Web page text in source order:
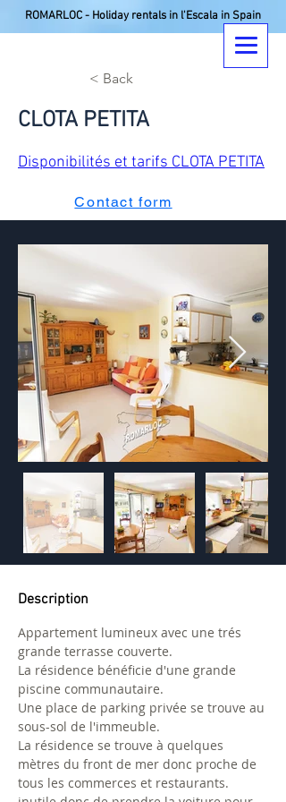
ROMARLOC - Holiday rentals in l'Escala in Spain
< Back
CLOTA PETITA
Disponibilités et tarifs CLOTA PETITA
Contact form
Description
Appartement lumineux avec une trés
grande terrasse couverte.
La résidence bénéficie d'une grande
piscine communautaire.
Une place de parking privée se trouve au
sous-sol de l'immeuble.
La résidence se trouve à quelques
mètres du front de mer donc proche de
tous les commerces et restaurants.